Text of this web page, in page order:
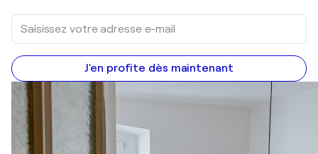
J'en profite dès maintenant